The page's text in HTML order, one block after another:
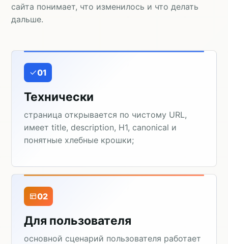
сайта понимает, что изменилось и что делать
дальше.
01
Технически
страница открывается по чистому URL,
имеет title, description, H1, canonical и
понятные хлебные крошки;
02
Для пользователя
основной сценарий пользователя работает